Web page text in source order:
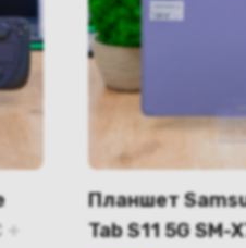
+
Планшет
Tab S11 5G SM-